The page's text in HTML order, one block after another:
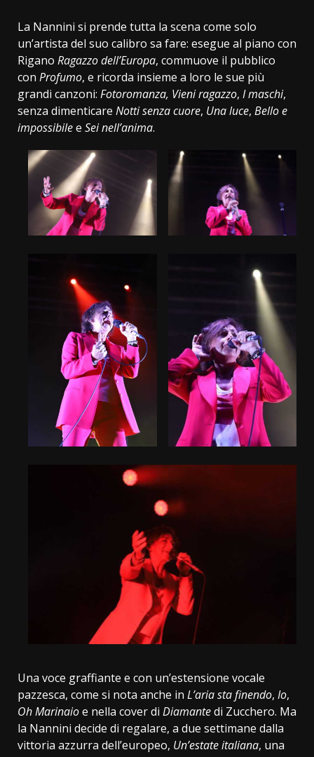
La Nannini si prende tutta la scena come solo
un’artista del suo calibro sa fare: esegue al piano con
Rigano Ragazzo dell’Europa, commuove il pubblico
con Profumo, e ricorda insieme a loro le sue più
grandi canzoni: Fotoromanza, Vieni ragazzo, I maschi,
senza dimenticare Notti senza cuore, Una luce, Bello e
impossibilee Sei nell’anima.
Una voce graffiante e con un’estensione vocale
pazzesca, come si nota anche in L’aria sta finendo, Io,
Oh Marinaioe nella cover di Diamantedi Zucchero. Ma
la Nannini decide di regalare, a due settimane dalla
vittoria azzurra dell’europeo, Un’estate italiana, una